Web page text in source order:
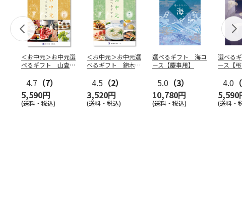
＜お中元＞お中元選
べるギフト 山査子
4.7 （7）
5,590円
(送料・税込)
＜お中元＞お中元選
べるギフト 錦木コ
4.5 （2）
3,520円
(送料・税込)
選べるギフト 海コ
ース【慶事用】
5.0 （3）
10,780円
(送料・税込)
選べる
ース【
4.0
5,590
(送料・